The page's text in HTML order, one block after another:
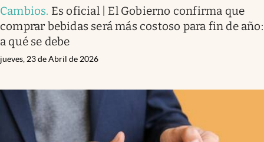
Cambios. Es oficial | El Gobierno confirma que
comprar bebidas será más costoso para fin de año:
a qué se debe
jueves, 23 de Abril de 2026